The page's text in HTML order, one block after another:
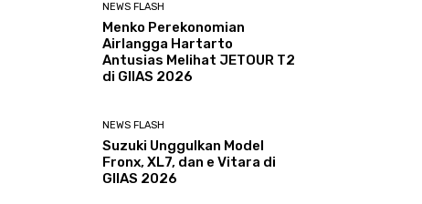
NEWS FLASH
Menko Perekonomian
Airlangga Hartarto
Antusias Melihat JETOUR T2
di GIIAS 2026
NEWS FLASH
Suzuki Unggulkan Model
Fronx, XL7, dan e Vitara di
GIIAS 2026